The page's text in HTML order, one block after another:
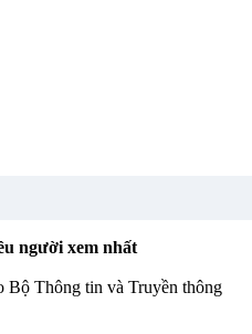
người xem nhất
Bộ Thông tin và Truyền thông